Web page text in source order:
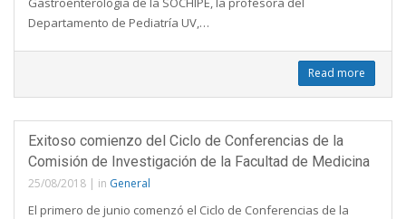
Departamento de Pediatría UV,…
Read more
Exitoso comienzo del Ciclo de Conferencias de la
Comisión de Investigación de la Facultad de Medicina
25/08/2018 | in General
El primero de junio comenzó el Ciclo de Conferencias de la